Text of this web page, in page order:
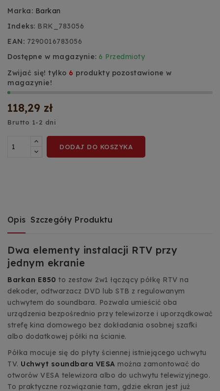
Marka: Barkan
Indeks: BRK_783056
EAN: 7290016783056
Dostępne w magazynie: 6 Przedmioty
Zwijać się! tylko 6 produkty pozostawione w
magazynie!
118,29 zł
Brutto 1-2 dni
DODAJ DO KOSZYKA
Opis Szczegóły Produktu
Dwa elementy instalacji RTV przy
jednym ekranie
Barkan E850 to zestaw 2w1 łączący półkę RTV na
dekoder, odtwarzacz DVD lub STB z regulowanym
uchwytem do soundbara. Pozwala umieścić oba
urządzenia bezpośrednio przy telewizorze i uporządkować
strefę kina domowego bez dokładania osobnej szafki
albo dodatkowej półki na ścianie.
Półka mocuje się do płyty ściennej istniejącego uchwytu
TV. Uchwyt soundbara VESA można zamontować do
otworów VESA telewizora albo do uchwytu telewizyjnego.
To praktyczne rozwiązanie tam, gdzie ekran jest już